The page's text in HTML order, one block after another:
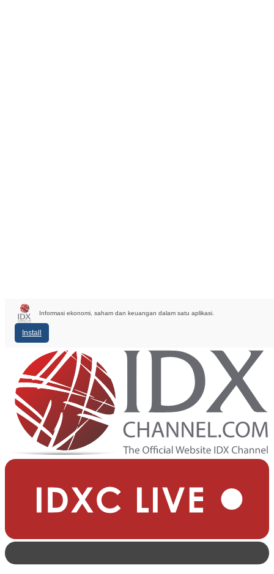
Informasi ekonomi, saham dan keuangan dalam satu aplikasi.
Install